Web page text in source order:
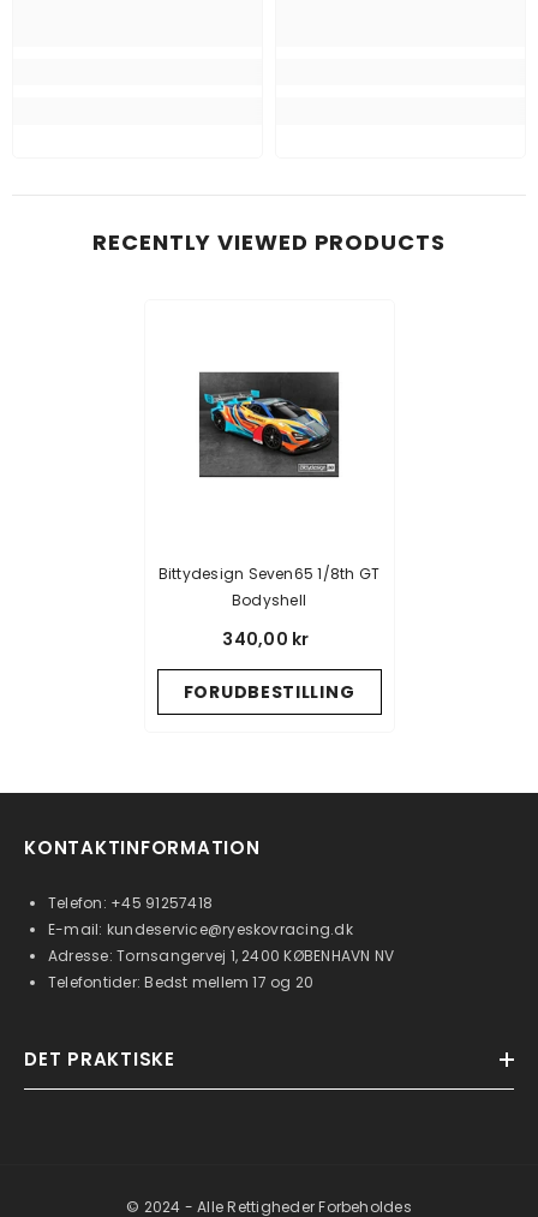
RECENTLY VIEWED PRODUCTS
Bittydesign Seven65 1/8th GT
Bodyshell
340,00 kr
FORUDBESTILLING
KONTAKTINFORMATION
Telefon: +45 91257418
E-mail: kundeservice@ryeskovracing.dk
Adresse: Tornsangervej 1, 2400 KØBENHAVN NV
Telefontider: Bedst mellem 17 og 20
DET PRAKTISKE
© 2024 - Alle Rettigheder Forbeholdes